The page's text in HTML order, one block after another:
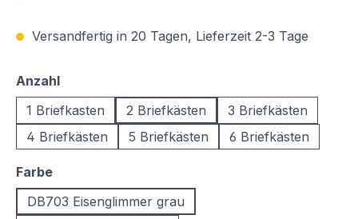
Versandfertig in 20 Tagen, Lieferzeit 2-3 Tage
Anzahlauswählen
1 Briefkasten
2 Briefkästen
3 Briefkästen
4 Briefkästen
5 Briefkästen 6 Briefkästen
Farbeauswählen
DB703 Eisenglimmer grau